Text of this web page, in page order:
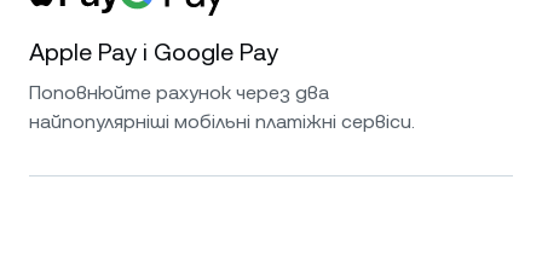
Apple Pay і Google Pay
Поповнюйте рахунок через два
найпопулярніші мобільні платіжні сервіси.